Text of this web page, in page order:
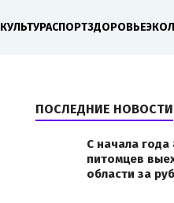
КУЛЬТУРАСПОРТЗДОРОВЬЕ
ПОСЛЕДНИЕ НОВОСТИ
С начала
питомцев
области за